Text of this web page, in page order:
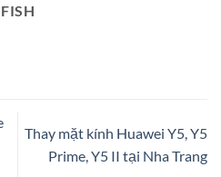
Thay mặt kính Huawei Y5, Y5
Prime, Y5 II tại Nha Trang